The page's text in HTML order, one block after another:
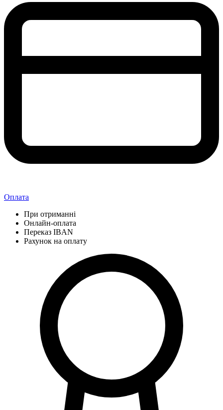
Оплата
При отриманні
Онлайн-оплата
Переказ IBAN
Рахунок на оплату